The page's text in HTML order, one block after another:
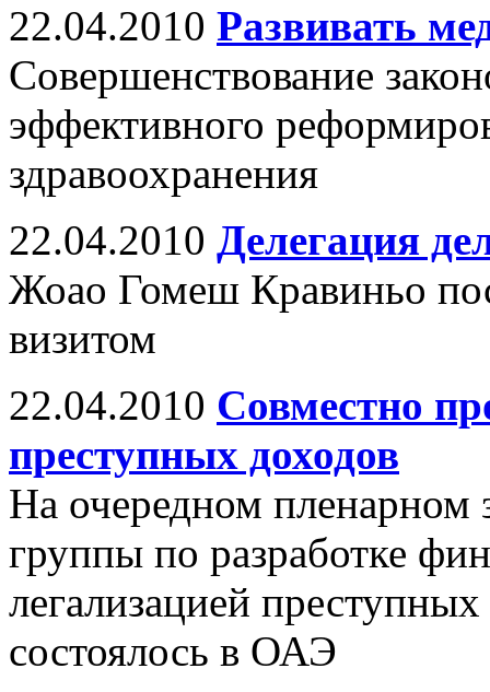
22.04.2010 Развивать
Совершенствование
эффективного
здравоохранения
22.04.2010 Делегация
Жоао Гомеш Кравиньо
визитом
22.04.2010 Совместно
преступных доходов
На очередном пленарном
группы по разработке
легализацией
состоялось в ОАЭ